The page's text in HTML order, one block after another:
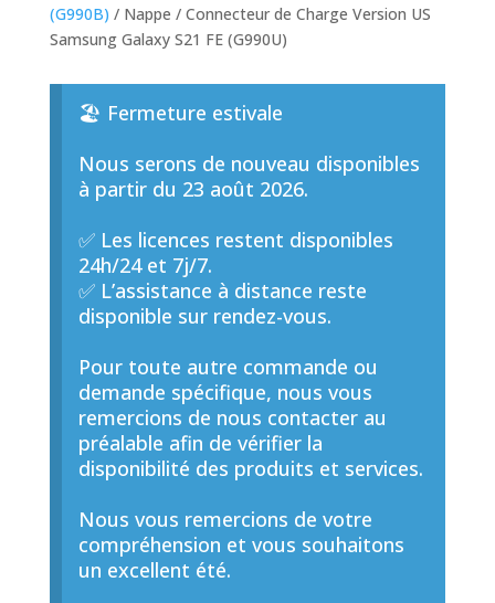
(G990B) / Nappe / Connecteur de Charge Version US
Samsung Galaxy S21 FE (G990U)
🏖️ Fermeture estivale
Nous serons de nouveau disponibles
à partir du 23 août 2026.
✅ Les licences restent disponibles
24h/24 et 7j/7.
✅ L’assistance à distance reste
disponible sur rendez-vous.
Pour toute autre commande ou
demande spécifique, nous vous
remercions de nous contacter au
préalable afin de vérifier la
disponibilité des produits et services.
Nous vous remercions de votre
compréhension et vous souhaitons
un excellent été.